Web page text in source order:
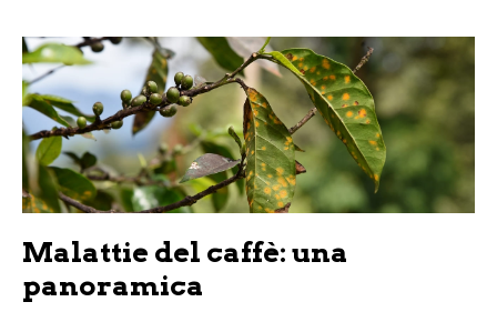
Malattie del caffè: una
panoramica